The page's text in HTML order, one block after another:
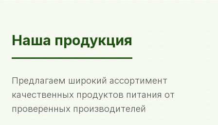
Наша продукция
Предлагаем широкий ассортимент
качественных продуктов питания от
проверенных производителей